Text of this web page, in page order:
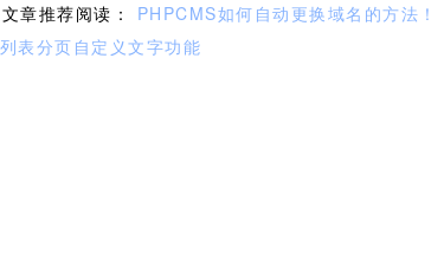
章推荐阅读： PHPCMS如何自动更换域名的方法！
表分页自定义文字功能